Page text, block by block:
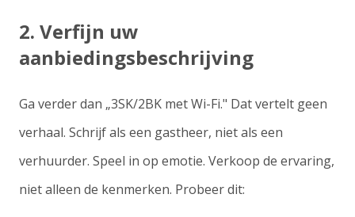
2. Verfijn uw
aanbiedingsbeschrijving
Ga verder dan „3SK/2BK met Wi-Fi." Dat vertelt geen
verhaal. Schrijf als een gastheer, niet als een
verhuurder. Speel in op emotie. Verkoop de ervaring,
niet alleen de kenmerken. Probeer dit: